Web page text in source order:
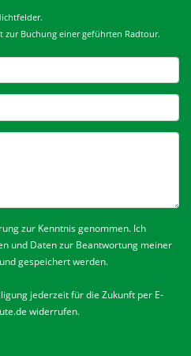
zur Buchung einer geführten Radtour.
zur Kenntnis genommen. Ich
und Daten zur Beantwortung meiner
gespeichert werden.
jederzeit für die Zukunft per E-
widerrufen.